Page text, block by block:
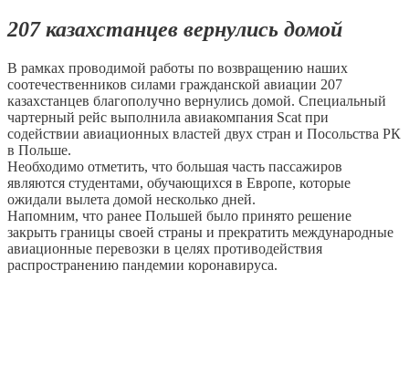
207 казахстанцев вернулись домой
В рамках проводимой работы по возвращению наших
соотечественников силами гражданской авиации 207
казахстанцев благополучно вернулись домой. Специальный
чартерный рейс выполнила авиакомпания Scat при
содействии авиационных властей двух стран и Посольства РК
в Польше.
Необходимо отметить, что большая часть пассажиров
являются студентами, обучающихся в Европе, которые
ожидали вылета домой несколько дней.
Напомним, что ранее Польшей было принято решение
закрыть границы своей страны и прекратить международные
авиационные перевозки в целях противодействия
распространению пандемии коронавируса.